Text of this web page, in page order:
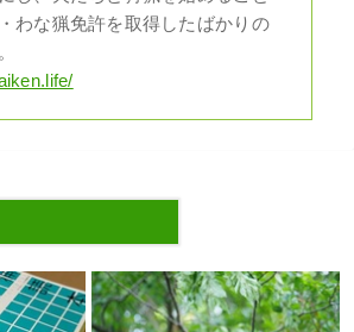
わな猟免許を取得したばかりの